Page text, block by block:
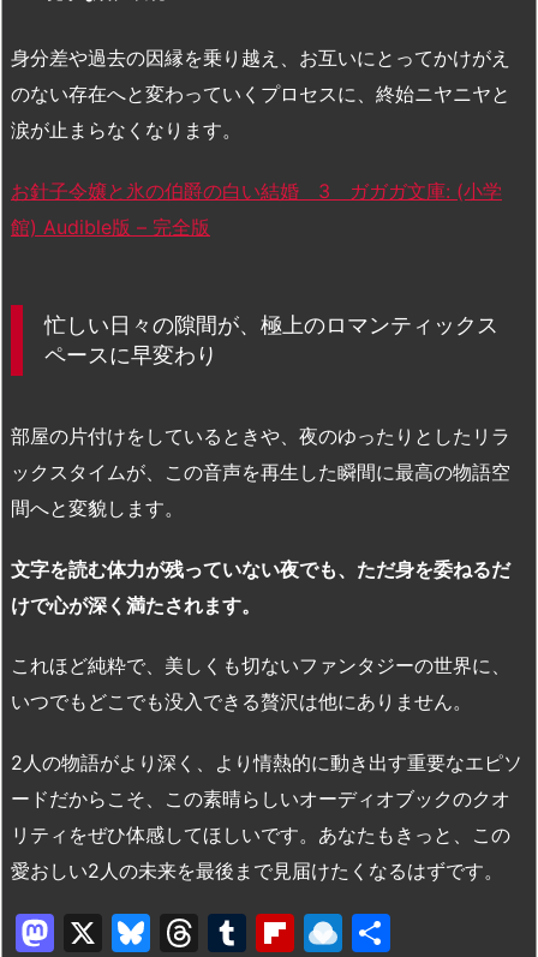
身分差や過去の因縁を乗り越え、お互いにとってかけがえ
のない存在へと変わっていくプロセスに、終始ニヤニヤと
涙が止まらなくなります。
お針子令嬢と氷の伯爵の白い結婚 3 ガガガ文庫: (小学
館) Audible版 – 完全版
忙しい日々の隙間が、極上のロマンティックス
ペースに早変わり
部屋の片付けをしているときや、夜のゆったりとしたリラ
ックスタイムが、この音声を再生した瞬間に最高の物語空
間へと変貌します。
文字を読む体力が残っていない夜でも、ただ身を委ねるだ
けで心が深く満たされます。
これほど純粋で、美しくも切ないファンタジーの世界に、
いつでもどこでも没入できる贅沢は他にありません。
2人の物語がより深く、より情熱的に動き出す重要なエピソ
ードだからこそ、この素晴らしいオーディオブックのクオ
リティをぜひ体感してほしいです。あなたもきっと、この
愛おしい2人の未来を最後まで見届けたくなるはずです。
M X
Bl T
T
Fl R